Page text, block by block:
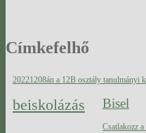
Címkefelhő
20221208án a 12B osztály tanulmányi
beiskolázás Bisel
Csatlakozz